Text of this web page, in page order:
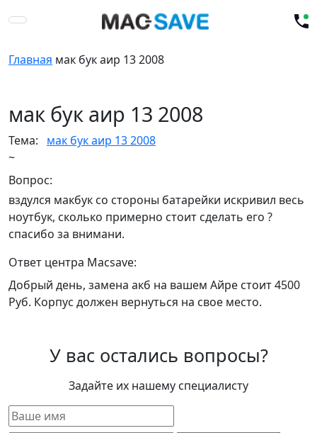
Главная мак бук аир 13 2008
мак бук аир 13 2008
Тема:
мак бук аир 13 2008
~
Вопрос:
вздулся макбук со стороны батарейки искривил весь
ноутбук, сколько примерно стоит сделать его ?
спасибо за внимани.
Ответ центра Macsave:
Добрый день, замена акб на вашем Айре стоит 4500
Руб. Корпус должен вернуться на свое место.
У вас остались вопросы?
Задайте их нашему специалисту